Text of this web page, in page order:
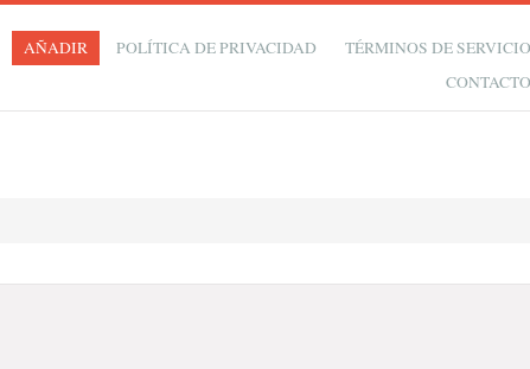
AÑADIR POLÍTICA DE PRIVACIDAD
TÉRMINOS DE